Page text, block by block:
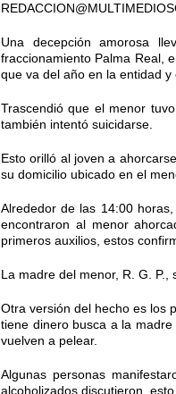
Una decepción amorosa
fraccionamiento Palma Real,
que va del año en la entidad
Trascendió que el menor
también intentó suicidarse.
Esto orilló al joven a
su domicilio ubicado en el
Alrededor de las 14:00
encontraron al menor
primeros auxilios, estos
La madre del menor, R. G. P.,
Otra versión del hecho es los
tiene dinero busca a la
vuelven a pelear.
Algunas personas
alcoholizados discutieron,